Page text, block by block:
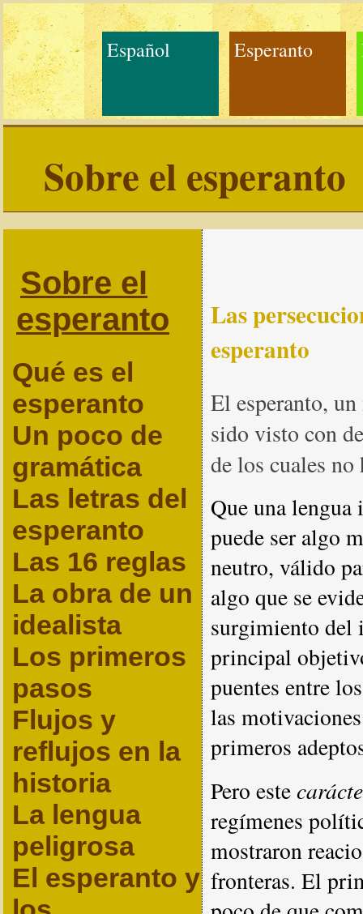
Español Esperanto
Sobre el esperanto
Sobre el
esperanto
Qué es el
esperanto
Un poco de
gramática
Las letras del
esperanto
Las 16 reglas
La obra de un
idealista
Los primeros
pasos
Flujos y
reflujos en la
historia
La lengua
peligrosa
El esperanto y
Las
esperanto
El esperanto,
sido visto con
de los cuales
Que una
puede ser algo
neutro, válido
algo que se
surgimiento del
principal
puentes entre
las
primeros
Pero este
regímenes
mostraron
fronteras. El